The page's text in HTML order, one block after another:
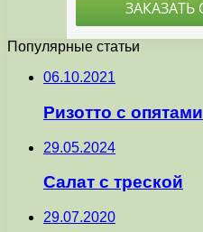
Популярные статьи
06.10.2021
Ризотто с опятами
29.05.2024
Салат с треской
29.07.2020